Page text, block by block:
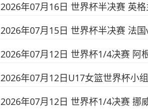
2026年07月16日 世界杯半决赛 英
2026年07月15日 世界杯半决赛 法
2026年07月12日 世界杯1/4决赛 阿
2026年07月12日U17女篮世界杯小
2026年07月12日 世界杯1/4决赛 挪